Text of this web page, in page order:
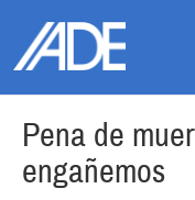
Pena de
engañemos